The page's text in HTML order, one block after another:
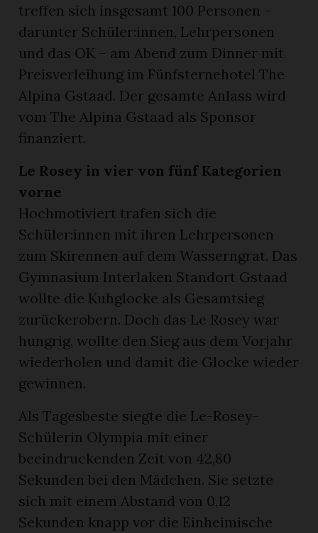
treffen sich insgesamt 100 Personen –
darunter Schüler:innen, Lehrpersonen
und das OK – am Abend zum Dinner mit
Preisverleihung im Fünfsternehotel The
Alpina Gstaad. Der gesamte Anlass wird
vom The Alpina Gstaad als Sponsor
finanziert.
Le Rosey in vier von fünf Kategorien
vorne
Hochmotiviert trafen sich die
Schüler:innen mit ihren Lehrpersonen
zum Skirennen auf dem Wasserngrat. Das
Gymnasium Interlaken Standort Gstaad
wollte die Kuhglocke als Gesamtsieg
zurückerobern. Doch das Le Rosey war
hungrig, wollte den Sieg aus dem Vorjahr
wiederholen und damit die Glocke wieder
gewinnen.
Als Tagesbeste siegte die Le-Rosey-
Schülerin Olympia mit einer
beeindruckenden Zeit von 42,80
Sekunden bei den Mädchen. Sie setzte
sich mit einem Abstand von 0,12
Sekunden knapp vor die Einheimische